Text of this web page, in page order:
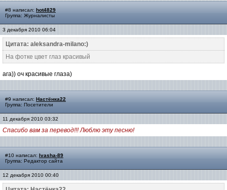
#8 написал: hot4829
Группа: Журналисты
3 декабря 2010 06:04
Цитата: aleksandra-milano:)
На фотке цвет глаз красивый
ага)) оч красивые глаза)
#9 написал: Настёнка22
Группа: Посетители
11 декабря 2010 03:32
Спасибо вам за перевод!!! Люблю эту песню!
#10 написал: Ivasha-89
Группа: Редактор сайта
12 декабря 2010 00:40